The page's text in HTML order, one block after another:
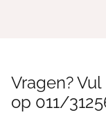
Vragen?
op 011/